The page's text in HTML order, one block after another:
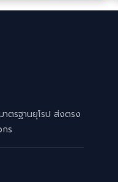
ตรฐานยุโรป ส่งตรง
ร